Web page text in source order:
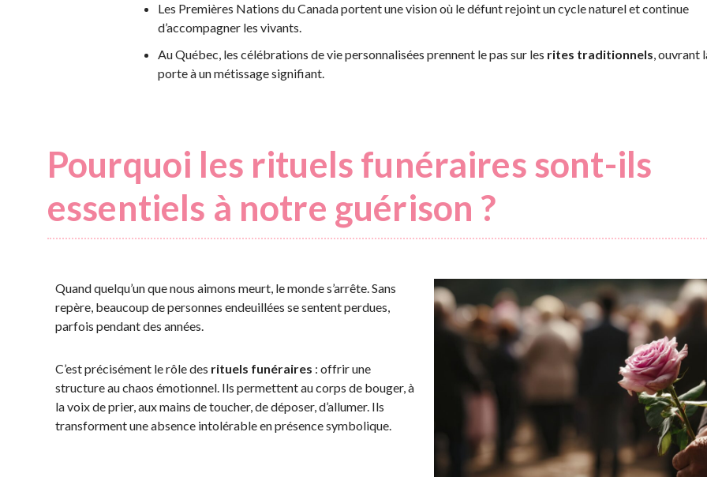
Les Premières Nations du Canada portent une vision où le défunt rejoint un cycle naturel et continue
d’accompagner les vivants.
Au Québec, les célébrations de vie personnalisées prennent le pas sur les rites traditionnels, ouvrant
porte à un métissage signifiant.
Pourquoi les rituels funéraires sont-ils
essentiels à notre guérison ?
Quand quelqu’un que nous aimons meurt, le monde s’arrête. Sans
repère, beaucoup de personnes endeuillées se sentent perdues,
parfois pendant des années.
C’est précisément le rôle des rituels funéraires : offrir une
structure au chaos émotionnel. Ils permettent au corps de bouger, à
la voix de prier, aux mains de toucher, de déposer, d’allumer. Ils
transforment une absence intolérable en présence symbolique.